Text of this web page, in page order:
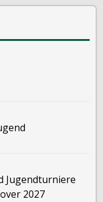
Jugendturniere
2027